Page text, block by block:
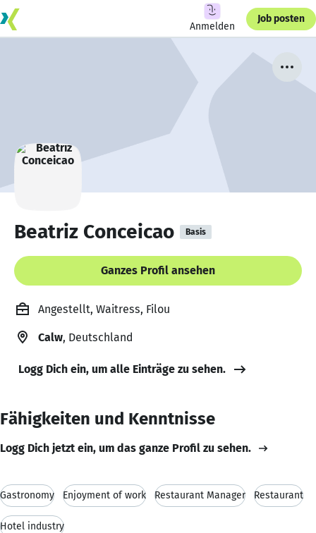
Anmelden
Job posten
Beatriz Conceicao Basis
Ganzes Profil ansehen
Angestellt, Waitress, Filou
Calw, Deutschland
Logg Dich ein, um alle Einträge zu sehen.
Fähigkeiten und Kenntnisse
Logg Dich jetzt ein, um das ganze Profil zu sehen.
Gastronomy Enjoyment of work Restaurant Manager Restaurant
Hotel industry